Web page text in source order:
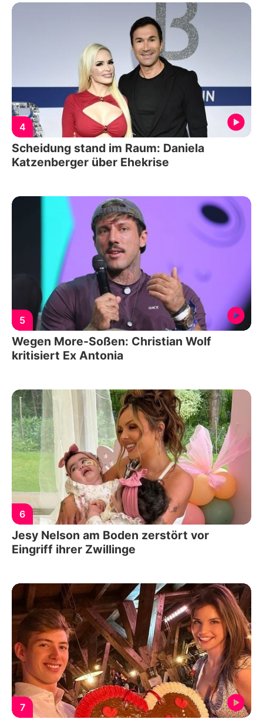
4
Scheidung stand im Raum: Daniela
Katzenberger über Ehekrise
5
Wegen More-Soßen: Christian Wolf
kritisiert Ex Antonia
6
Jesy Nelson am Boden zerstört vor
Eingriff ihrer Zwillinge
7